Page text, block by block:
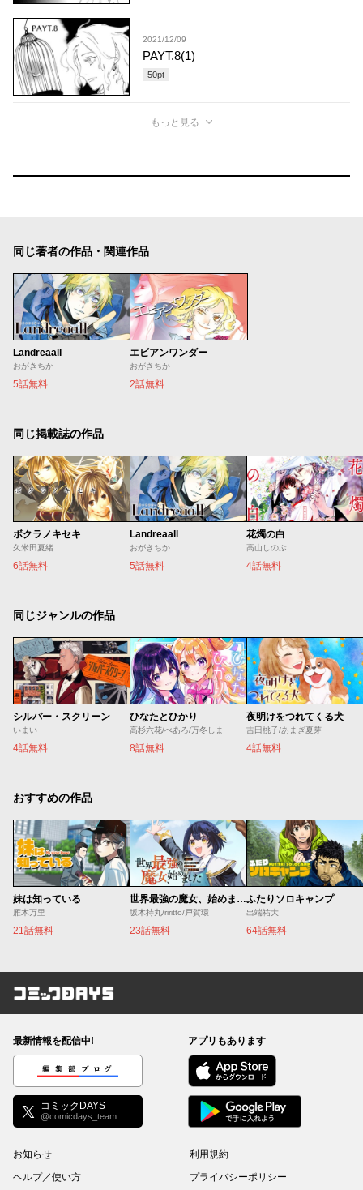
2021/12/09
PAYT.8(1)
50pt
もっと見る
同じ著者の作品・関連作品
Landreaall
おがきちか
5話無料
エビアンワンダー
おがきちか
2話無料
同じ掲載誌の作品
ボクラノキセキ
久米田夏緒
6話無料
Landreaall
おがきちか
5話無料
花燭の白
高山しのぶ
4話無料
同じジャンルの作品
シルバー・スクリーン
いまい
4話無料
ひなたとひかり
高杉六花/べあろ/万冬しま
8話無料
夜明けをつれてくる犬
吉田桃子/あまぎ夏芽
4話無料
おすすめの作品
妹は知っている
雁木万里
21話無料
世界最強の魔女、始めました ～私だけ『攻略サイト』を見れる世界で自由に生きます～
坂木持丸/riritto/戸賀環
23話無料
ふたりソロキャンプ
出端祐大
64話無料
コミックDAYS
最新情報を配信中!
編集部ブログ
コミックDAYS
@comicdays_team
アプリもあります
お知らせ
ヘルプ／使い方
利用規約
プライバシーポリシー